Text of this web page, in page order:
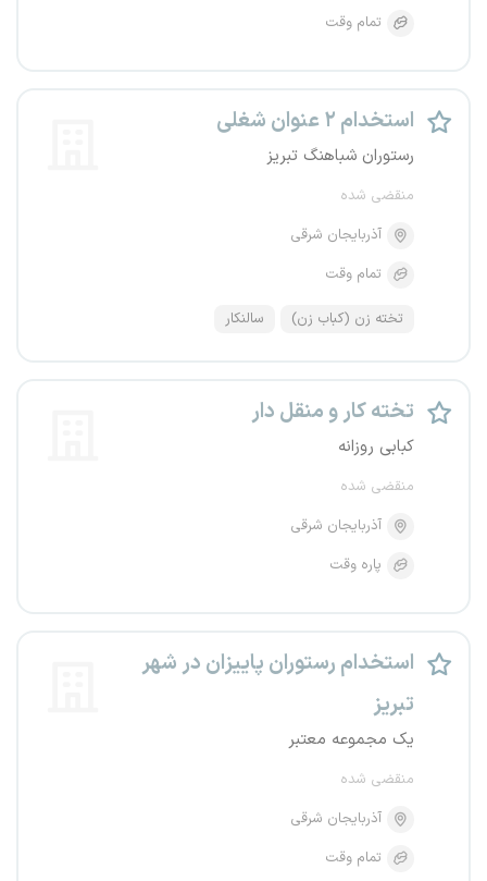
تمام وقت
استخدام ۲ عنوان شغلی
رستوران شباهنگ تبریز
منقضی شده
آذربایجان شرقی
تمام وقت
تخته زن (کباب زن) سالنکار
تخته کار و منقل دار
کبابی روزانه
منقضی شده
آذربایجان شرقی
پاره وقت
استخدام رستوران پاییزان در شهر
تبریز
یک مجموعه معتبر
منقضی شده
آذربایجان شرقی
تمام وقت